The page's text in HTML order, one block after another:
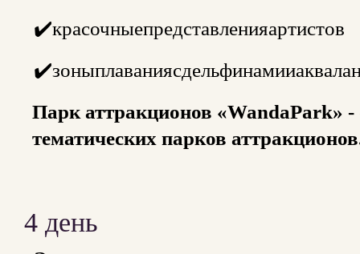
✔️красочныепредставленияартистов
Парк аттракционов «WandaPark»
тематических парков
4 день